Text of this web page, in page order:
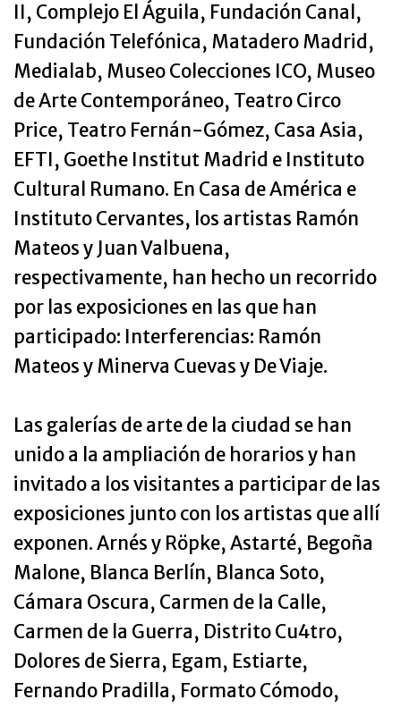
II, Complejo El Águila, Fundación Canal,
Fundación Telefónica, Matadero Madrid,
Medialab, Museo Colecciones ICO, Museo
de Arte Contemporáneo, Teatro Circo
Price, Teatro Fernán-Gómez, Casa Asia,
EFTI, Goethe Institut Madrid e Instituto
Cultural Rumano. En Casa de América e
Instituto Cervantes, los artistas Ramón
Mateos y Juan Valbuena,
respectivamente, han hecho un recorrido
por las exposiciones en las que han
participado: Interferencias: Ramón
Mateos y Minerva Cuevas y De Viaje.
Las galerías de arte de la ciudad se han
unido a la ampliación de horarios y han
invitado a los visitantes a participar de las
exposiciones junto con los artistas que allí
exponen. Arnés y Röpke, Astarté, Begoña
Malone, Blanca Berlín, Blanca Soto,
Cámara Oscura, Carmen de la Calle,
Carmen de la Guerra, Distrito Cu4tro,
Dolores de Sierra, Egam, Estiarte,
Fernando Pradilla, Formato Cómodo,